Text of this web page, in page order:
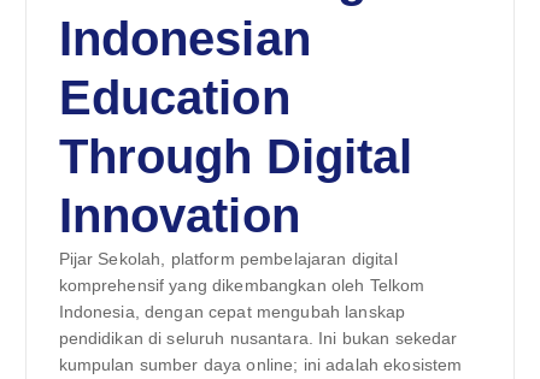
Indonesian
Education
Through Digital
Innovation
Pijar Sekolah, platform pembelajaran digital
komprehensif yang dikembangkan oleh Telkom
Indonesia, dengan cepat mengubah lanskap
pendidikan di seluruh nusantara. Ini bukan sekedar
kumpulan sumber daya online; ini adalah ekosistem